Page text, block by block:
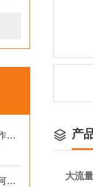
从启动到排空：柴油机离心泵的操作规范与技巧
面对特殊环境，灯塔照明发电机如何确保稳定运行
产
大流